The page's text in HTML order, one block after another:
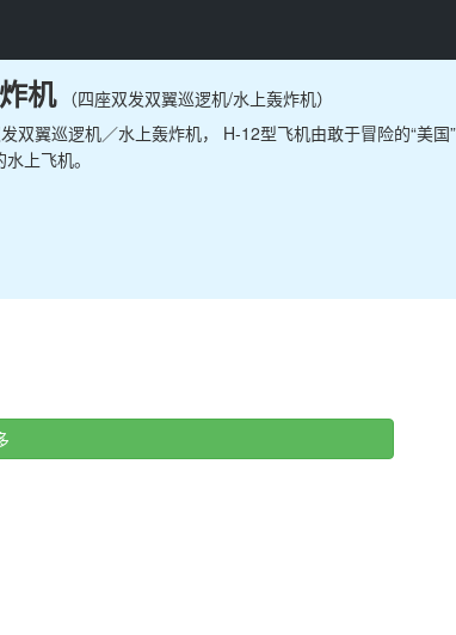
机
（四座双发双翼巡逻机/水上轰炸机）
双翼巡逻机／水上轰炸机， H-12型飞机由敢于冒险的“美
上飞机。